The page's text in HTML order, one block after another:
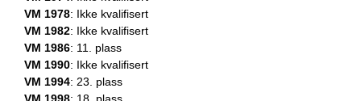
VM 1978: Ikke kvalifisert
VM 1982: Ikke kvalifisert
VM 1986: 11. plass
VM 1990: Ikke kvalifisert
VM 1994: 23. plass
VM 1998: 18. plass